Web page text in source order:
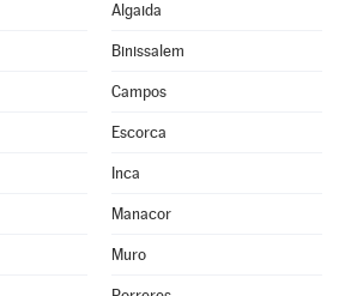
Algaida
Binissalem
Campos
Escorca
Inca
Manacor
Muro